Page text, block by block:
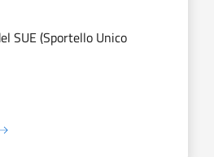
SUE (Sportello Unico